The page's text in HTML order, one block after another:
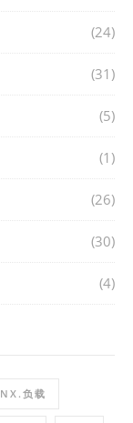
(24)
(31)
(5)
(1)
(26)
(30)
(4)
负载